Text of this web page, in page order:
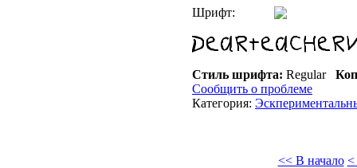
Шрифт:
Стиль шрифта: Regular
Сообщить о проблеме
Категория:
<< В начало <